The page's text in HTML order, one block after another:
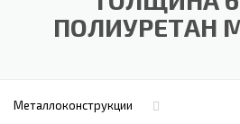
ПОЛИУРЕТАН
Металлоконструкции